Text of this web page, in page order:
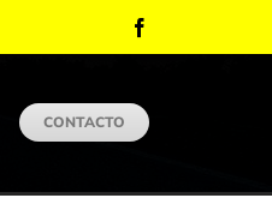
CONTACTO